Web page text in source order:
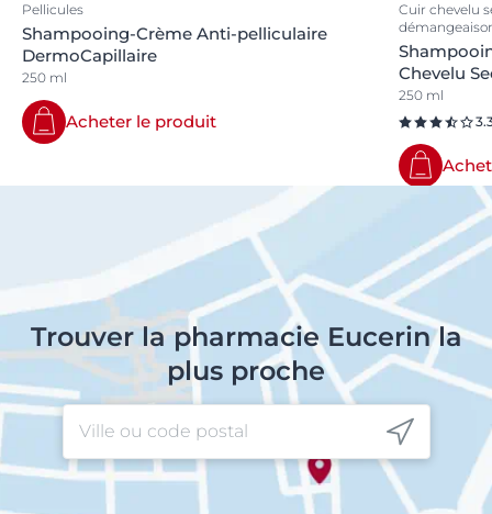
Pellicules
Shampooing-Crème Anti-pelliculaire
DermoCapillaire
250 ml
Acheter le produit
Cuir chevelu
Chevelu
250 ml
Trouver la pharmacie Eucerin la
plus proche